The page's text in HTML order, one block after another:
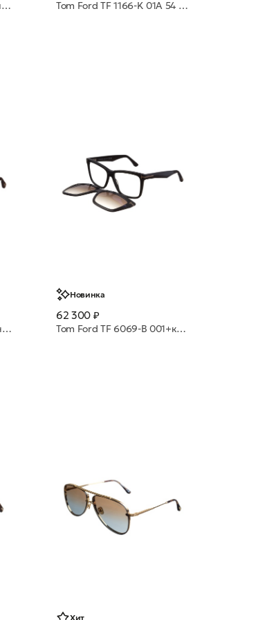
Tom Ford TF 1195 01B 63 очки с/з Tom Ford TF 1166-K 01A 54 очки с/з
Tom Ford TF 1187 52N 52 очки с/з
Новинка
62 300 ₽
Tom Ford TF 6069-B 001+клипон 54 очки с/з
Хит